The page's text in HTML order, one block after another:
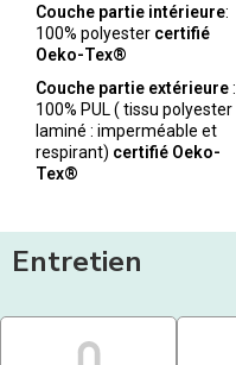
Couche partie intérieure:
100% polyester certifié
Oeko-Tex®
Couche partie extérieure:
100% PUL ( tissu polyester
laminé : imperméable et
respirant) certifié Oeko-
Tex®
Entretien